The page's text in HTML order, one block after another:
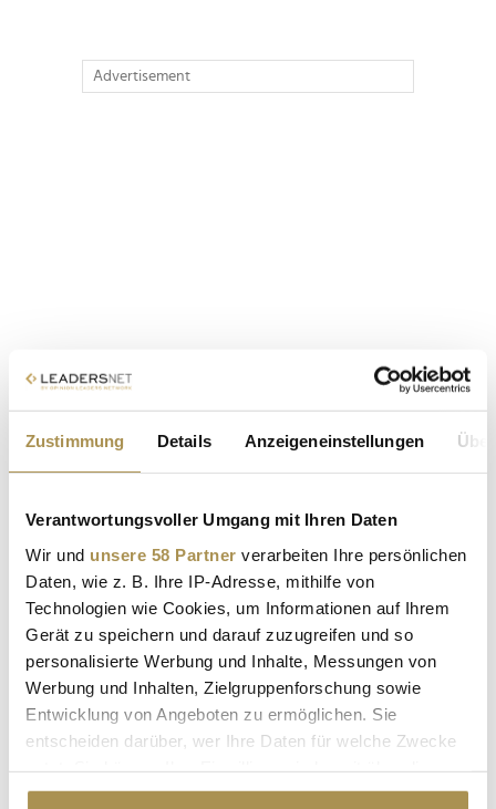
Zustimmung Details Anzeigeneinstellungen
Verantwortungsvoller Umgang mit Ihren Daten
Wir und unsere 58 Partner verarbeiten Ihre persönlichen
Daten, wie z. B. Ihre IP-Adresse, mithilfe von
Technologien wie Cookies, um Informationen auf Ihrem
Gerät zu speichern und darauf zuzugreifen und so
personalisierte Werbung und Inhalte, Messungen von
Werbung und Inhalten, Zielgruppenforschung sowie
Entwicklung von Angeboten zu ermöglichen. Sie
entscheiden darüber, wer Ihre Daten für welche Zwecke
Cookie-Erklärung oder durch Klicken auf das Privacy
Advertisement